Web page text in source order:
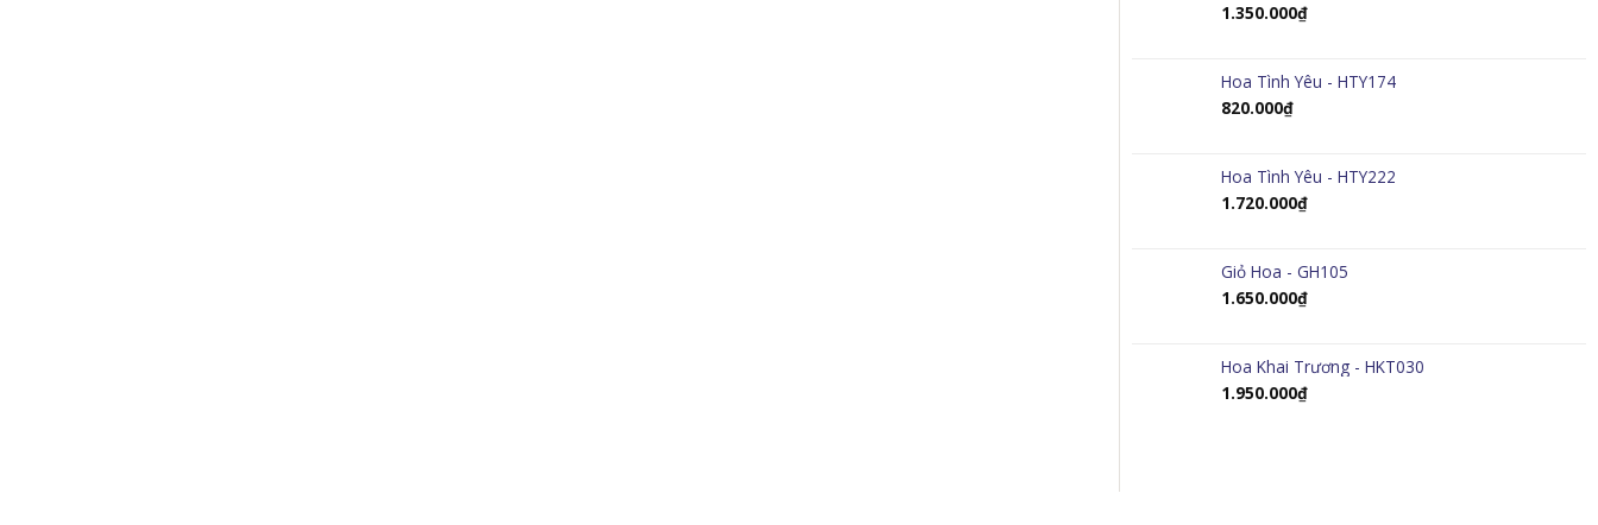
1.350.000₫
Hoa Tình Yêu - HTY174
820.000₫
Hoa Tình Yêu - HTY222
1.720.000₫
Giỏ Hoa - GH105
1.650.000₫
Hoa Khai Trương - HKT030
1.950.000₫